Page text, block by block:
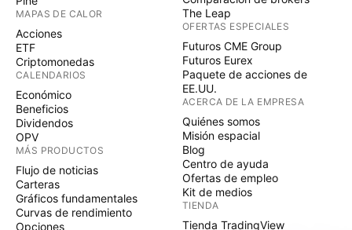
MAPAS DE CALOR
Acciones
ETF
Criptomonedas
CALENDARIOS
Económico
Beneficios
Dividendos
OPV
MÁS PRODUCTOS
Flujo de noticias
Carteras
Gráficos fundamentales
Curvas de rendimiento
Opciones
The Leap
OFERTAS ESPECIALES
Futuros CME Group
Futuros Eurex
Paquete de acciones de
EE.UU.
ACERCA DE LA EMPRESA
Quiénes somos
Misión espacial
Blog
Centro de ayuda
Ofertas de empleo
Kit de medios
TIENDA
Tienda TradingView